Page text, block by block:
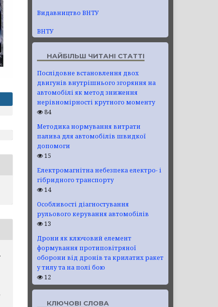
Видавництво ВНТУ
ВНТУ
НАЙБІЛЬШ ЧИТАНІ СТАТТІ
Послідовне встановлення двох
двигунів внутрішнього згоряння на
автомобілі як метод зниження
нерівномірності крутного моменту
84
Методика нормування витрати
палива для автомобілів швидкої
допомоги
15
Електромагнітна небезпека електро- і
гібридного транспорту
14
Особливості діагностування
рульового керування автомобілів
13
Дрони як ключовий елемент
формування протиповітряної
оборони від дронів та крилатих ракет
у тилу та на полі бою
12
КЛЮЧОВІ СЛОВА